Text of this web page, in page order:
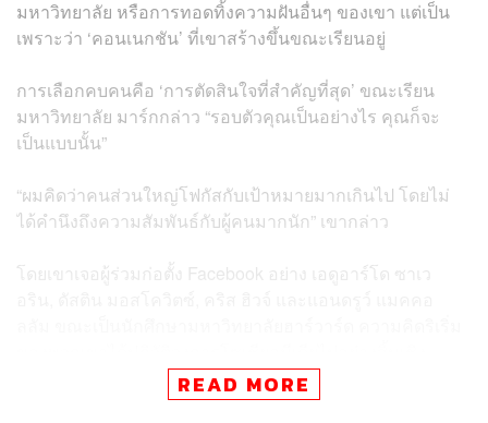
มหาวิทยาลัย หรือการทอดทิ้งความฝันอื่นๆ ของเขา แต่เป็น
เพราะว่า ‘คอนเนกชัน’ ที่เขาสร้างขึ้นขณะเรียนอยู่
การเลือกคบคนคือ ‘การตัดสินใจที่สำคัญที่สุด’ ขณะเรียน
มหาวิทยาลัย มาร์กกล่าว “รอบตัวคุณเป็นอย่างไร คุณก็จะ
เป็นแบบนั้น”
“ผมคิดว่าคนส่วนใหญ่โฟกัสกับเป้าหมายมากเกินไป โดยไม่
ได้คำนึงถึงความสัมพันธ์กับผู้คนมากนัก” เขากล่าว
โดยเขาเจอผู้ร่วมก่อตั้ง Facebook อย่าง เอดูอาร์โด ซาเว
กลายเป็นหนึ่งในบริษัทที่ใหญ่ที่สุดในโลกและมีมูลค่าบริษัท
อยู่ที่ประมาณ 5.8 แสนล้านดอลลาร์
READ MORE